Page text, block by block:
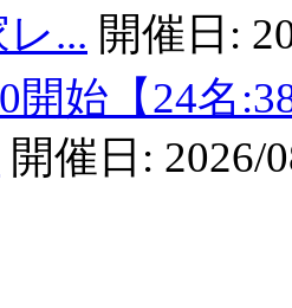
... 開催日:
開始【24名
開催日: 2026/